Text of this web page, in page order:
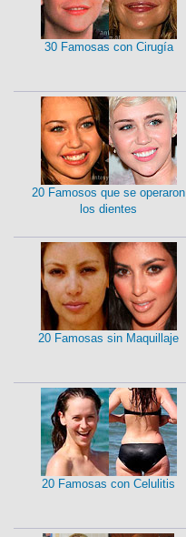
30 Famosas con Cirugía
20 Famosos que se operaron
los dientes
20 Famosas sin Maquillaje
20 Famosas con Celulitis